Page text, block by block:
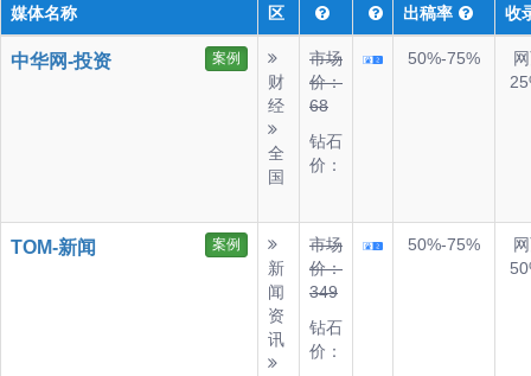
媒体名称
区
出稿率
收
中华网-投资 案例
财
经
全
国
市场
价：
68
钻石
价：
50%-75%
TOM-新闻 案例
新
闻
资
讯
市场
价：
349
钻石
价：
50%-75%